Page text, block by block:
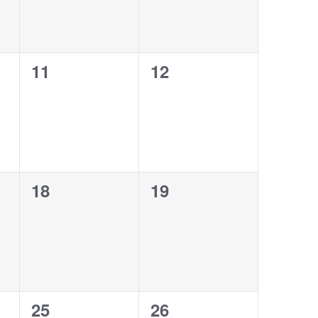
0
11
0
12
0
18
0
19
0
25
0
26